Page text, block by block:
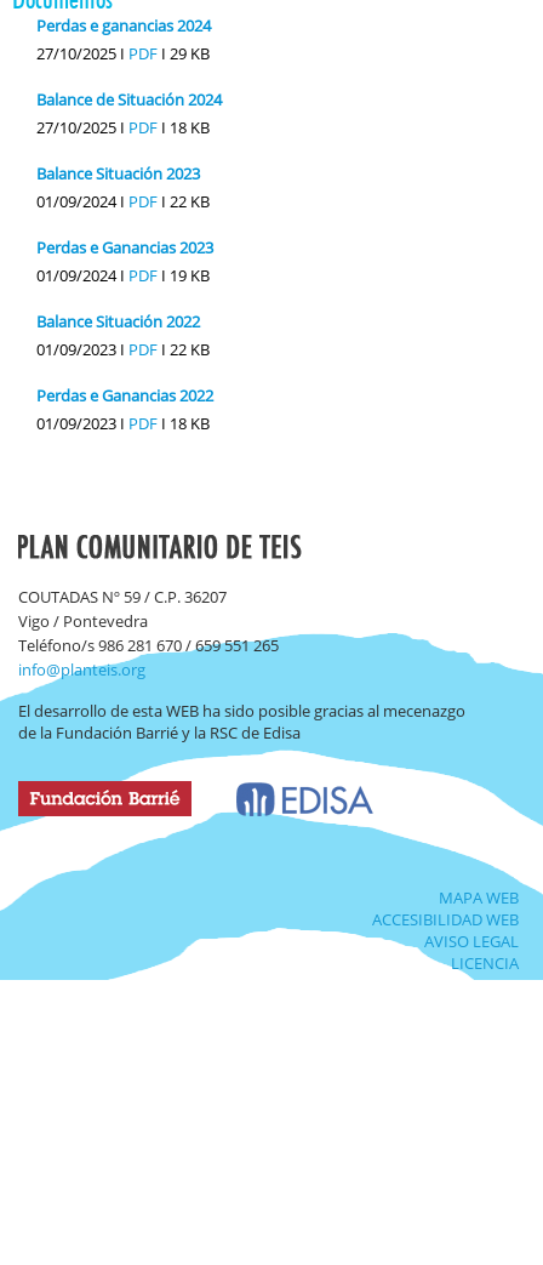
Perdas e ganancias 2024
27/10/2025 I PDF I 29 KB
Balance de Situación 2024
27/10/2025 I PDF I 18 KB
Balance Situación 2023
01/09/2024 I PDF I 22 KB
Perdas e Ganancias 2023
01/09/2024 I PDF I 19 KB
Balance Situación 2022
01/09/2023 I PDF I 22 KB
Perdas e Ganancias 2022
01/09/2023 I PDF I 18 KB
COUTADAS Nº 59 / C.P. 36207
Vigo / Pontevedra
Teléfono/s 986 281 670 / 659 551 265
info@planteis.org
El desarrollo de esta WEB ha sido posible gracias al mecenazgo
de la Fundación Barrié y la RSC de Edisa
MAPA WEB
ACCESIBILIDAD WEB
AVISO LEGAL
LICENCIA